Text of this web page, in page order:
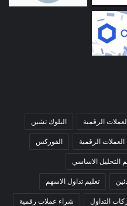
الرقمية البلوك تشين
العملات الرقمية الفوركس
التحليل الاساسي
تعليم تداول الاسهم
التداول شراء عملات رقمية